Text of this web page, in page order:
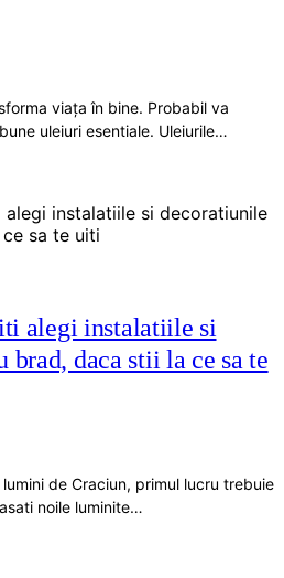
viața în bine. Probabil va
uleiuri esentiale. Uleiurile…
alegi instalatiile si
brad, daca stii la ce sa te
de Craciun, primul lucru trebuie
noile luminite…